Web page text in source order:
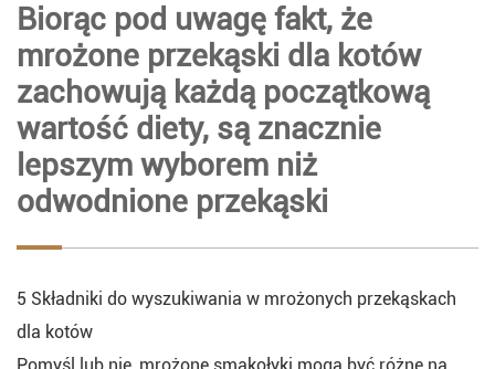
Biorąc pod uwagę fakt, że
mrożone przekąski dla kotów
zachowują każdą początkową
wartość diety, są znacznie
lepszym wyborem niż
odwodnione przekąski
5 Składniki do wyszukiwania w mrożonych przekąskach
dla kotów